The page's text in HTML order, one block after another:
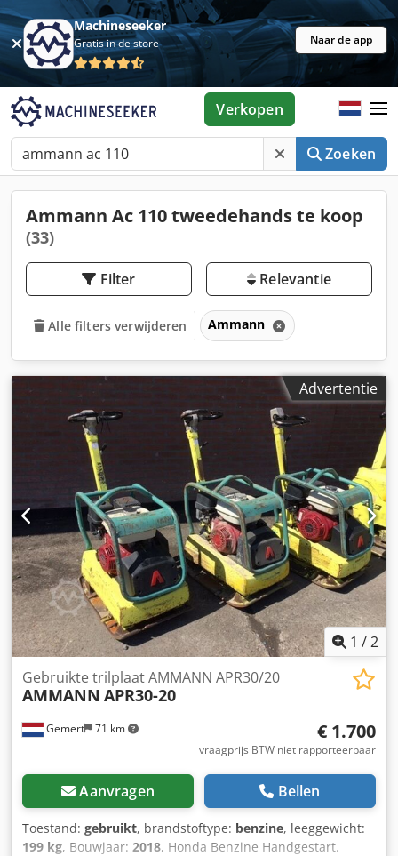
Machineseeker
Gratis in de store Naar de app
Zoeken
Verkopen
Ammann Ac 110 tweedehands te koop
(33)
Filter Relevantie
Alle filters verwijderen Ammann
Advertentie
1 /2
Gemert 71 km
Gebruikte trilplaat AMMANN APR30/20
AMMANN APR30-20
€ 1.700
vraagprijs BTW niet rapporteerbaar
Aanvragen Bellen
Toestand: gebruikt, brandstoftype: benzine, leeggewicht:
199 kg, Bouwjaar: 2018, Honda Benzine Handgestart.